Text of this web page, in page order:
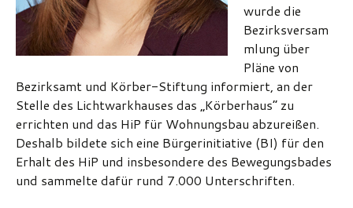
wurde die
Bezirksversam
mlung über
Pläne von
Bezirksamt und Körber-Stiftung informiert, an der
Stelle des Lichtwarkhauses das „Körberhaus“ zu
errichten und das HiP für Wohnungsbau abzureißen.
Deshalb bildete sich eine Bürgerinitiative (BI) für den
Erhalt des HiP und insbesondere des Bewegungsbades
und sammelte dafür rund 7.000 Unterschriften.